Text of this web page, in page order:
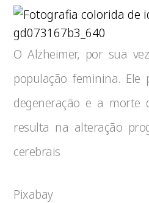
gd073167b3_640
O Alzheimer, por sua
população feminina. Ele
degeneração e a morte
resulta na alteração
cerebrais
Pixabay